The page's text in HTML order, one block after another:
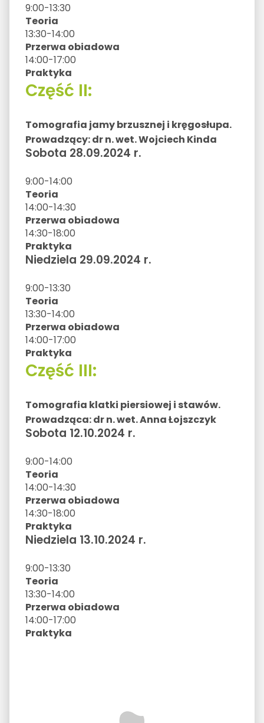
9:00-13:30
Teoria
13:30-14:00
Przerwa obiadowa
14:00-17:00
Praktyka
Część II:
Tomografia jamy brzusznej i kręgosłupa.
Prowadzący: dr n. wet. Wojciech Kinda
Sobota 28.09.2024 r.
9:00-14:00
Teoria
14:00-14:30
Przerwa obiadowa
14:30-18:00
Praktyka
Niedziela 29.09.2024 r.
9:00-13:30
Teoria
13:30-14:00
Przerwa obiadowa
14:00-17:00
Praktyka
Część III:
Tomografia klatki piersiowej i stawów.
Prowadząca: dr n. wet. Anna Łojszczyk
Sobota 12.10.2024 r.
9:00-14:00
Teoria
14:00-14:30
Przerwa obiadowa
14:30-18:00
Praktyka
Niedziela 13.10.2024 r.
9:00-13:30
Teoria
13:30-14:00
Przerwa obiadowa
14:00-17:00
Praktyka